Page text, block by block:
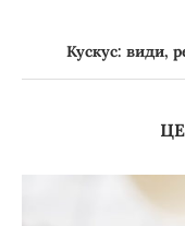
Кускус: види,